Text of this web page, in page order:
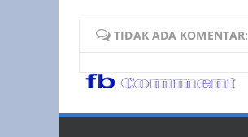
TIDAK ADA KOMENTAR: